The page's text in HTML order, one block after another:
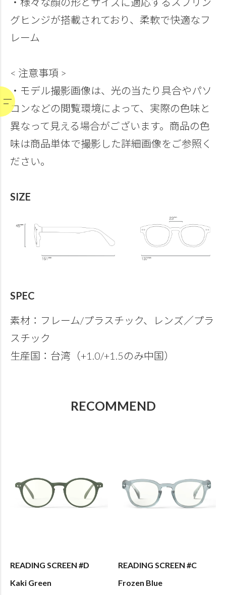
グヒンジが搭載されており、柔軟で快適なフ
レーム
< 注意事項 >
・モデル撮影画像は、光の当たり具合やパソ
コンなどの閲覧環境によって、実際の色味と
異なって見える場合がございます。商品の色
味は商品単体で撮影した詳細画像をご参照く
ださい。
SIZE
SPEC
素材：フレーム/プラスチック、レンズ／プラ
スチック
生産国：台湾（+1.0/+1.5のみ中国）
RECOMMEND
READING SCREEN #D
Kaki Green
READING SCREEN #C
Frozen Blue